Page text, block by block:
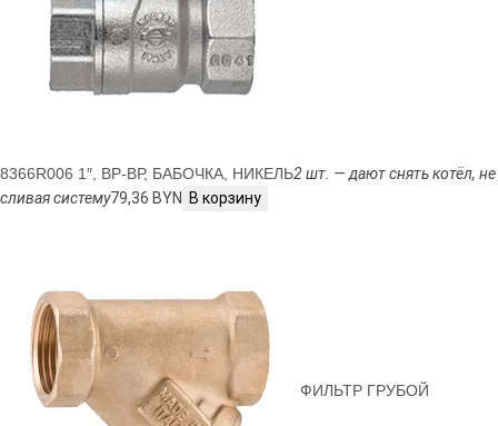
8366R006 1″, ВР-ВР, БАБОЧКА, НИКЕЛЬ2 шт. — дают снять котёл, не
сливая систему79,36 BYN В корзину
ФИЛЬТР ГРУБОЙ